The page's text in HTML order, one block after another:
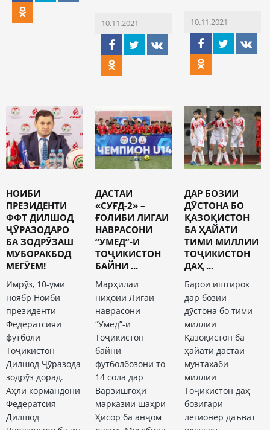
10.11.2021 10.11.2021
НОИБИ
ПРЕЗИДЕНТИ
ФФТ ДИЛШОД
ҶӮРАЗОДАРО
БА ЗОДРӮЗАШ
МУБОРАКБОД
МЕГӮЕМ!
Имрӯз, 10-уми
ноябр Ноиби
президенти
Федератсияи
футболи
Тоҷикистон
Дилшод Ҷӯразода
зодрӯз дорад.
Аҳли кормандони
Федератсия
Дилшод
ДАСТАИ
«СУҒД-2» –
ҒОЛИБИ ЛИГАИ
НАВРАСОНИ
“УМЕД”-И
ТОҶИКИСТОН
БАЙНИ ...
Марҳилаи
ниҳоии Лигаи
наврасони
“Умед”-и
Тоҷикистон
байни
футболбозони то
14 сола дар
Варзишгоҳи
марказии шаҳри
Ҳисор ба анҷом
ДАР БОЗИИ
ДӮСТОНА БО
ҚАЗОҚИСТОН
БА ҲАЙАТИ
ТИМИ МИЛЛИИ
ТОҶИКИСТОН
ДАҲ ...
Барои иштирок
дар бозии
дӯстона бо тими
миллии
Қазоқистон ба
ҳайати дастаи
мунтахаби
миллии
Тоҷикистон даҳ
бозигари
легионер даъват